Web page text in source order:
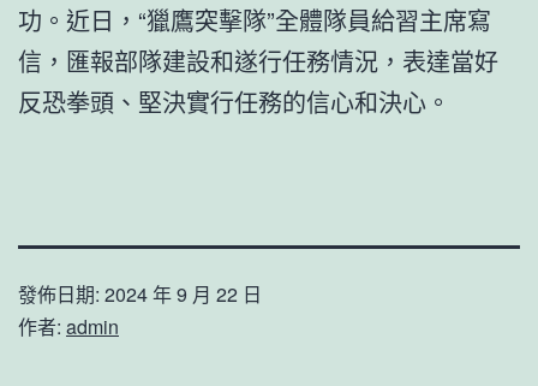
功。近日，“獵鷹突擊隊”全體隊員給習主席寫
信，匯報部隊建設和遂行任務情況，表達當好
反恐拳頭、堅決實行任務的信心和決心。
發佈日期: 2024 年 9 月 22 日
作者: admin